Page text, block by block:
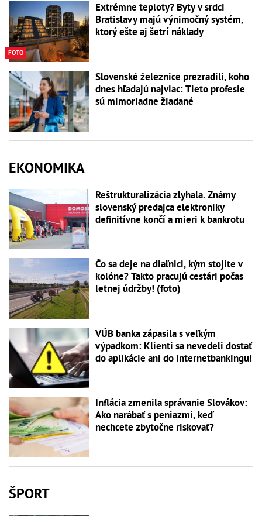
FOTO
Extrémne teploty? Byty v srdci
Bratislavy majú výnimočný systém,
ktorý ešte aj šetrí náklady
Slovenské železnice prezradili, koho
dnes hľadajú najviac: Tieto profesie
sú mimoriadne žiadané
EKONOMIKA
Reštrukturalizácia zlyhala. Známy
slovenský predajca elektroniky
definitívne končí a mieri k bankrotu
Čo sa deje na diaľnici, kým stojíte v
kolóne? Takto pracujú cestári počas
letnej údržby! (foto)
VÚB banka zápasila s veľkým
výpadkom: Klienti sa nevedeli dostať
do aplikácie ani do internetbankingu!
Inflácia zmenila správanie Slovákov:
Ako narábať s peniazmi, keď
nechcete zbytočne riskovať?
ŠPORT